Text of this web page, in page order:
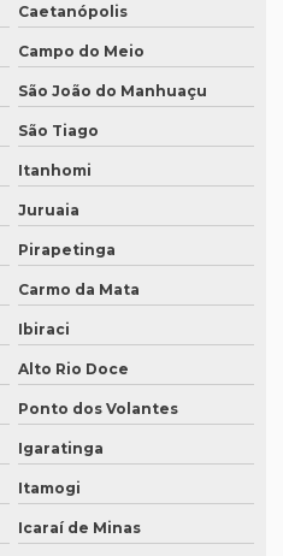
para texto
Caetanópolis
Campo do Meio
São João do Manhuaçu
São Tiago
Itanhomi
Juruaia
Pirapetinga
Carmo da Mata
Ibiraci
Alto Rio Doce
Ponto dos Volantes
Igaratinga
Itamogi
Icaraí de Minas